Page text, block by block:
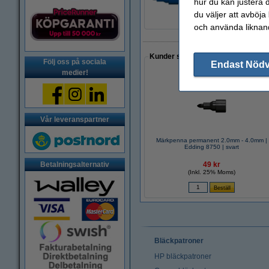
Följ oss på sociala
medier!
Vår leveranspartner
Betalningsalternativ
Kunder som gjort ett liknande köp
Märkpenna permanent 2.0mm - 4.0mm |
Edding 8750 | svart
49 kr
(Inkl. 25% Moms)
Bläckpatroner
HP bläckpatroner
du väljer att avböja
och använda
Endast